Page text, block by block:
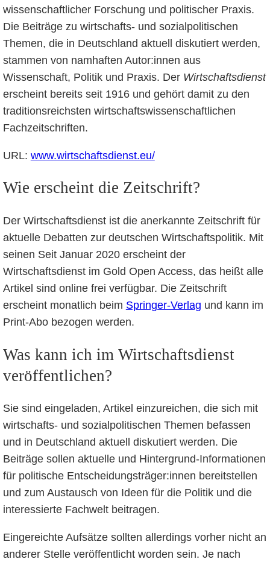
wissenschaftlicher Forschung und politischer Praxis.
Die Beiträge zu wirtschafts- und sozialpolitischen
Themen, die in Deutschland aktuell diskutiert werden,
stammen von namhaften Autor:innen aus
Wissenschaft, Politik und Praxis. Der Wirtschaftsdienst
erscheint bereits seit 1916 und gehört damit zu den
traditionsreichsten wirtschaftswissenschaftlichen
Fachzeitschriften.
URL: www.wirtschaftsdienst.eu/
Wie erscheint die Zeitschrift?
Der Wirtschaftsdienst ist die anerkannte Zeitschrift für
aktuelle Debatten zur deutschen Wirtschaftspolitik. Mit
seinen Seit Januar 2020 erscheint der
Wirtschaftsdienst im Gold Open Access, das heißt alle
Artikel sind online frei verfügbar. Die Zeitschrift
erscheint monatlich beim Springer-Verlag und kann im
Print-Abo bezogen werden.
Was kann ich im Wirtschaftsdienst
veröffentlichen?
Sie sind eingeladen, Artikel einzureichen, die sich mit
wirtschafts- und sozialpolitischen Themen befassen
und in Deutschland aktuell diskutiert werden. Die
Beiträge sollen aktuelle und Hintergrund-Informationen
für politische Entscheidungsträger:innen bereitstellen
und zum Austausch von Ideen für die Politik und die
interessierte Fachwelt beitragen.
Eingereichte Aufsätze sollten allerdings vorher nicht an
anderer Stelle veröffentlicht worden sein. Je nach